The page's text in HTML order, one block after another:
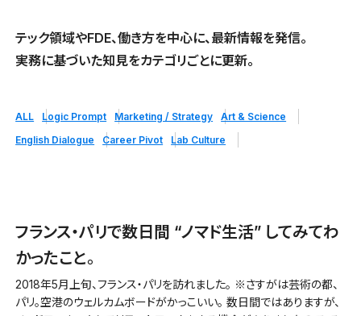
テック領域やFDE、働き方を中心に、最新情報を発信。
実務に基づいた知見をカテゴリごとに更新。
ALL Logic Prompt Marketing / Strategy
Art & Science
English Dialogue
Career Pivot Lab Culture
フランス・パリで数日間 “ノマド生活” してみてわ
かったこと。
2018年5月上旬、フランス・パリを訪れました。 ※さすがは芸術の都、
パリ。空港のウェルカムボードがかっこいい。 数日間ではありますが、